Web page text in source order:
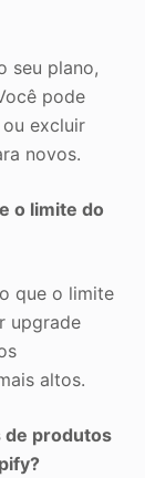
seu plano,
pode
excluir
novos.
o limite do
que o limite
upgrade
altos.
de produtos